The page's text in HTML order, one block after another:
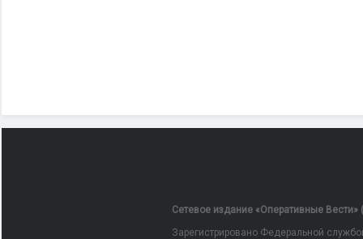
Сетевое издание «Оперативные Вести»
Зарегистрировано Федеральной